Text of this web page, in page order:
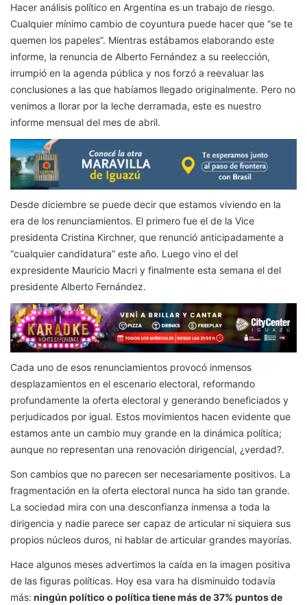
Hacer análisis político en Argentina es un trabajo de riesgo.
Cualquier mínimo cambio de coyuntura puede hacer que “se te
quemen los papeles”. Mientras estábamos elaborando este
informe, la renuncia de Alberto Fernández a su reelección,
irrumpió en la agenda pública y nos forzó a reevaluar las
conclusiones a las que habíamos llegado originalmente. Pero no
venimos a llorar por la leche derramada, este es nuestro
informe mensual del mes de abril.
Desde diciembre se puede decir que estamos viviendo en la
era de los renunciamientos. El primero fue el de la Vice
presidenta Cristina Kirchner, que renunció anticipadamente a
“cualquier candidatura” este año. Luego vino el del
expresidente Mauricio Macri y finalmente esta semana el del
presidente Alberto Fernández.
Cada uno de esos renunciamientos provocó inmensos
desplazamientos en el escenario electoral, reformando
profundamente la oferta electoral y generando beneficiados y
perjudicados por igual. Estos movimientos hacen evidente que
estamos ante un cambio muy grande en la dinámica política;
aunque no representan una renovación dirigencial, ¿verdad?.
Son cambios que no parecen ser necesariamente positivos. La
fragmentación en la oferta electoral nunca ha sido tan grande.
La sociedad mira con una desconfianza inmensa a toda la
dirigencia y nadie parece ser capaz de articular ni siquiera sus
propios núcleos duros, ni hablar de articular grandes mayorías.
Hace algunos meses advertimos la caída en la imagen positiva
de las figuras políticas. Hoy esa vara ha disminuido todavía
más: ningún político o política tiene más de 37% puntos de